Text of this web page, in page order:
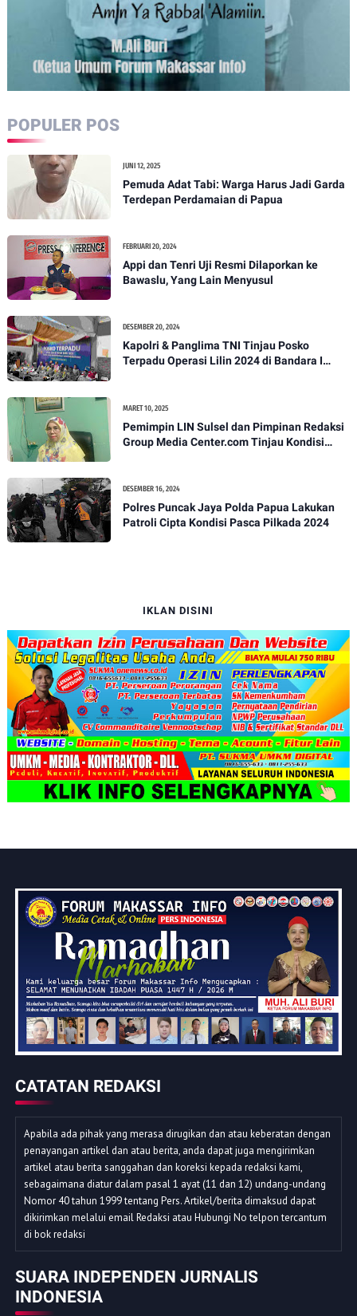
POPULER POS
JUNI 12, 2025
Pemuda Adat Tabi: Warga Harus Jadi Garda
Terdepan Perdamaian di Papua
FEBRUARI 20, 2024
Appi dan Tenri Uji Resmi Dilaporkan ke
Bawaslu, Yang Lain Menyusul
DESEMBER 20, 2024
Kapolri & Panglima TNI Tinjau Posko
Terpadu Operasi Lilin 2024 di Bandara I
MARET 10, 2025
Pemimpin LIN Sulsel dan Pimpinan Redaksi
Group Media Center.com Tinjau Kondisi
DESEMBER 16, 2024
Polres Puncak Jaya Polda Papua Lakukan
Patroli Cipta Kondisi Pasca Pilkada 2024
IKLAN DISINI
CATATAN REDAKSI
Apabila ada pihak yang merasa dirugikan dan atau keberatan dengan
penayangan artikel dan atau berita, anda dapat juga mengirimkan
artikel atau berita sanggahan dan koreksi kepada redaksi kami,
sebagaimana diatur dalam pasal 1 ayat (11 dan 12) undang-undang
Nomor 40 tahun 1999 tentang Pers. Artikel/berita dimaksud dapat
dikirimkan melalui email Redaksi atau Hubungi No telpon tercantum
di bok redaksi
SUARA INDEPENDEN JURNALIS
INDONESIA